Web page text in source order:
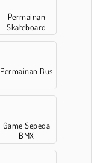
Permainan
Skateboard
Permainan Bus
Game Sepeda
BMX